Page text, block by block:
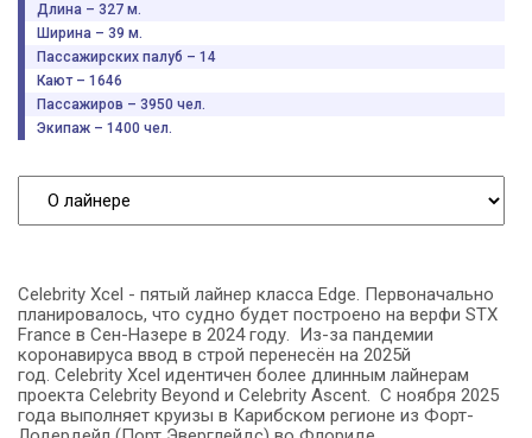
Длина – 327 м.
Ширина – 39 м.
Пассажирских палуб – 14
Кают – 1646
Пассажиров – 3950 чел.
Экипаж – 1400 чел.
Celebrity Xcel - пятый лайнер класса Edge. Первоначально
планировалось, что судно будет построено на верфи STX
France в Сен-Назере в 2024 году. Из-за пандемии
коронавируса ввод в строй перенесён на 2025й
год. Celebrity Xcel идентичен более длинным лайнерам
проекта Celebrity Beyond и Сelebrity Ascent. C ноября 2025
года выполняет круизы в Карибском регионе из Форт-